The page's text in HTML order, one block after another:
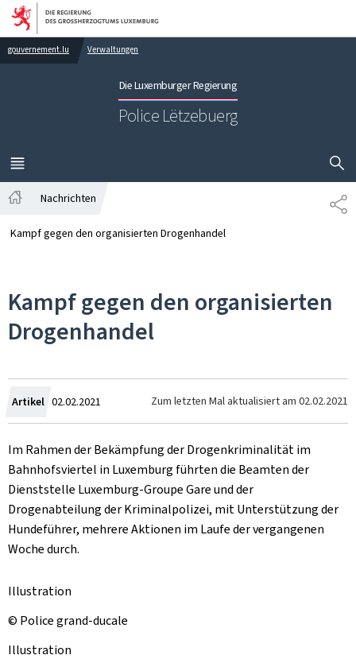
Zur Hauptnavigation
Zum Inhalt
gouvernement.lu Verwaltungen
Die Luxemburger Regierung
Police Lëtzebuerg
MENÜ
HAUPT-
Nachrichten
Kampf gegen den organisierten Drogenhandel
Kampf gegen den organisierten
Drogenhandel
Artikel Zum
02.02.2021 Zum letzten Mal aktualisiert am 02.02.2021
Im Rahmen der Bekämpfung der Drogenkriminalität im
Bahnhofsviertel in Luxemburg führten die Beamten der
Dienststelle Luxemburg-Groupe Gare und der
Drogenabteilung der Kriminalpolizei, mit Unterstützung der
Hundeführer, mehrere Aktionen im Laufe der vergangenen
Woche durch.
Illustration
© Police grand-ducale
Illustration